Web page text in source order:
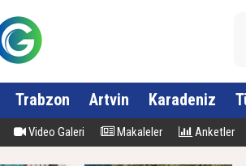
Trabzon Artvin Karadeniz
Video Galeri Makaleler Anketler